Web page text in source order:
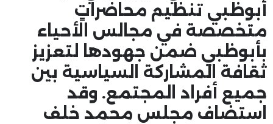
أبوظبي تنظيم محاضراتٍ
متخصصة في مجالس الأحياء
بأبوظبي ضمن جهودها لتعزيز
ثقافة المشاركة السياسية بين
جميع أفراد المجتمع. وقد
استضاف مجلس محمد خلف